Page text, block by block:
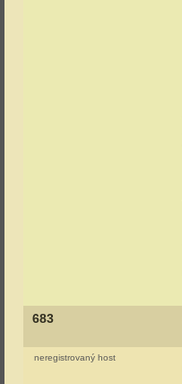
683
neregistrovaný host